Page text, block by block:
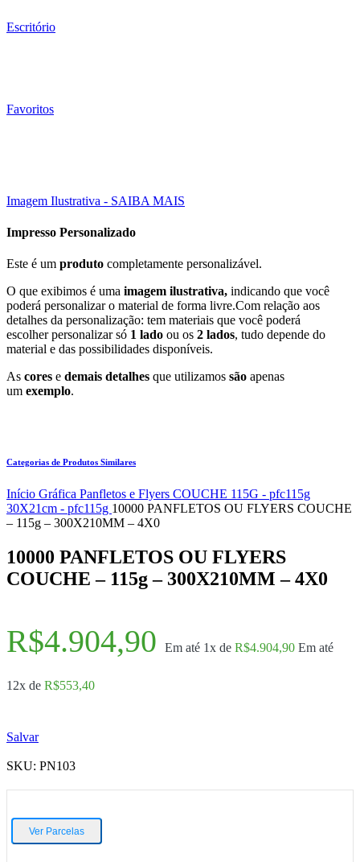
Escritório
Favoritos
10000 Un
Imagem Ilustrativa - SAIBA MAIS
Impresso Personalizado
Este é um produto completamente personalizável.
O que exibimos é uma imagem ilustrativa, indicando que você
poderá personalizar o material de forma livre.Com relação aos
detalhes da personalização: tem materiais que você poderá
escolher personalizar só 1 lado ou os 2 lados, tudo depende do
material e das possibilidades disponíveis.
As cores e demais detalhes que utilizamos são apenas
um exemplo.
Categorias de Produtos Similares
Início Gráfica Panfletos e Flyers COUCHE 115G - pfc115g
30X21cm - pfc115g 10000 PANFLETOS OU FLYERS COUCHE
– 115g – 300X210MM – 4X0
10000 PANFLETOS OU FLYERS
COUCHE – 115g – 300X210MM – 4X0
R$4.904,90 Em até 1x de R$4.904,90 Em até
12x de R$553,40
Salvar
SKU: PN103
Ver Parcelas